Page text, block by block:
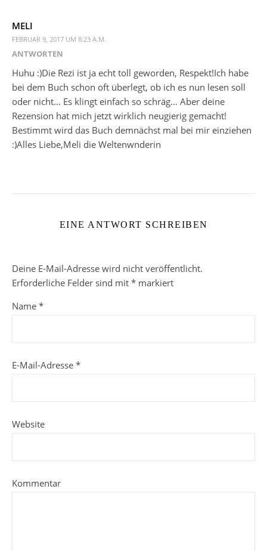
MELI
FEBRUAR 9, 2017 UM 8:23 A.M.
ANTWORTEN
Huhu :)Die Rezi ist ja echt toll geworden, Respekt!Ich habe
bei dem Buch schon oft überlegt, ob ich es nun lesen soll
oder nicht… Es klingt einfach so schräg… Aber deine
Rezension hat mich jetzt wirklich neugierig gemacht!
Bestimmt wird das Buch demnächst mal bei mir einziehen
:)Alles Liebe,Meli die Weltenwnderin
EINE ANTWORT SCHREIBEN
Deine E-Mail-Adresse wird nicht veröffentlicht.
Erforderliche Felder sind mit * markiert
Name *
E-Mail-Adresse *
Website
Kommentar